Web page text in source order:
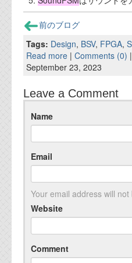
前のブログ
Tags: Design, BSV, FPGA,
Read more | Comments (0)
September 23, 2023
Leave a Comment
Name
Email
Your email address will
Website
Comment